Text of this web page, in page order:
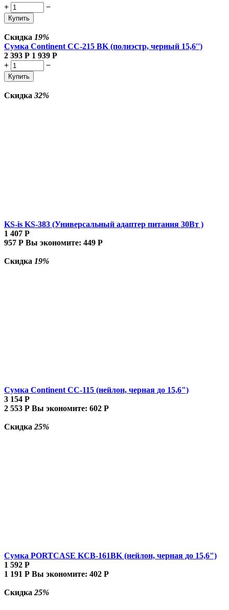
+
−
Купить
Скидка 19%
Сумка Continent CC-215 BK (полиэстр, черный 15,6'')
2 393 Р 1 939 Р
+
−
Купить
Скидка 32%
KS-is KS-383 (Универсальный адаптер питания 30Вт )
1 407 Р
957 Р Вы экономите: 449 Р
Скидка 19%
Сумка Continent CC-115 (нейлон, черная до 15,6")
3 154 Р
2 553 Р Вы экономите: 602 Р
Скидка 25%
Сумка PORTCASE KCB-161BK (нейлон, черная до 15,6")
1 592 Р
1 191 Р Вы экономите: 402 Р
Скидка 25%